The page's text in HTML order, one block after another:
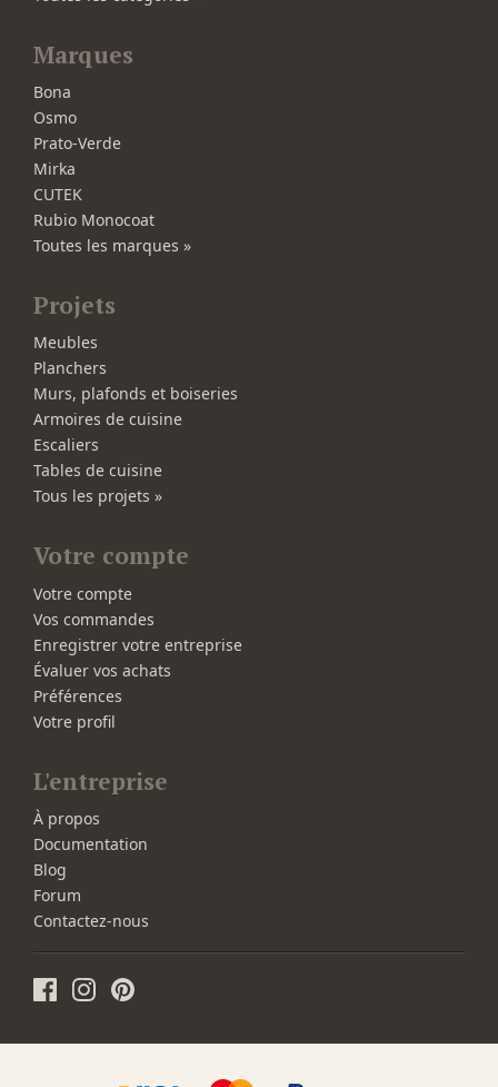
Marques
Bona
Osmo
Prato-Verde
Mirka
CUTEK
Rubio Monocoat
Toutes les marques »
Projets
Meubles
Planchers
Murs, plafonds et boiseries
Armoires de cuisine
Escaliers
Tables de cuisine
Tous les projets »
Votre compte
Votre compte
Vos commandes
Enregistrer votre entreprise
Évaluer vos achats
Préférences
Votre profil
L'entreprise
À propos
Documentation
Blog
Forum
Contactez-nous